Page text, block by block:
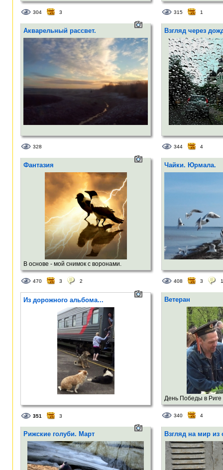
304 3 315 1
Акварельный рассвет.
328
Взгляд через
344 4
Фантазия
В основе - мой снимок с воронами.
Обработано в графическом редакторе под
Android.
470 3 2
Чайки. Юрмала.
408 3 1
Из дорожного альбома...
351 3
Ветеран
День Победы в Риге
340 4
Рижские голуби. Март Взгляд на мир из